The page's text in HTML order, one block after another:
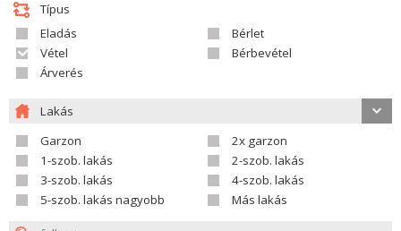
Típus
Eladás
Bérlet
Vétel
Bérbevétel
Árverés
Lakás
Garzon
2x garzon
1-szob. lakás
2-szob. lakás
3-szob. lakás
4-szob. lakás
5-szob. lakás nagyobb
Más lakás